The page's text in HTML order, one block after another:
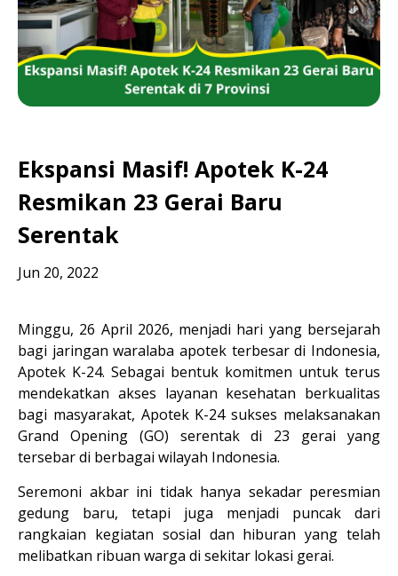
Ekspansi Masif! Apotek K-24
Resmikan 23 Gerai Baru
Serentak
Jun 20, 2022
Minggu, 26 April 2026, menjadi hari yang bersejarah
Apotek K-24. Sebagai bentuk komitmen untuk terus
mendekatkan akses layanan kesehatan berkualitas
Grand Opening (GO) serentak di 23 gerai yang
tersebar di berbagai wilayah Indonesia.
Seremoni akbar ini tidak hanya sekadar peresmian
gedung baru, tetapi juga menjadi puncak dari
rangkaian kegiatan sosial dan hiburan yang telah
melibatkan ribuan warga di sekitar lokasi gerai.